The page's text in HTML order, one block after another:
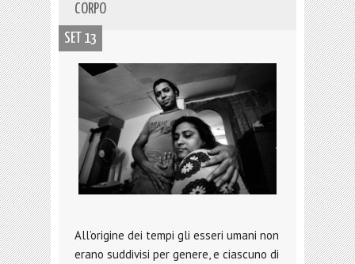
CORPO
SET 13
All’origine dei tempi gli esseri umani non
erano suddivisi per genere, e ciascuno di